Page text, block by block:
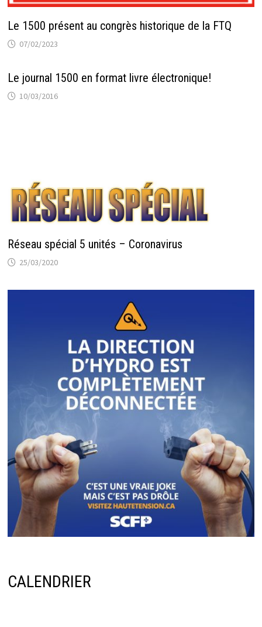
Le 1500 présent au congrès historique de la FTQ
07/02/2023
Le journal 1500 en format livre électronique!
10/03/2016
Réseau spécial 5 unités – Coronavirus
25/03/2020
CALENDRIER